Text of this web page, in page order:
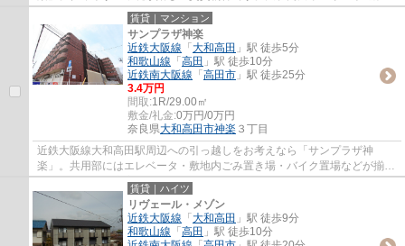
阪線大和高田付近でのお部屋探しは、当社にお...
賃貸｜マンション
サンプラザ神楽
近鉄大阪線 「 大和高田 」駅 徒歩5分
和歌山線 「 高田 」駅 徒歩10分
近鉄南大阪線 「 高田市 」駅 徒歩25分
3.4万円
間取:1R/29.00㎡
敷金/礼金:0万円/0万円
奈良県大和高田市神楽 ３丁目
近鉄大阪線大和高田駅周辺への引っ越しをお考えなら「サンプラザ神
楽」。共用部にはエレベータ・敷地内ごみ置き場・バイク置場などが揃っ
ており、とても充実しています。収納スペース...
賃貸｜ハイツ
リヴェール・メゾン
近鉄大阪線 「 大和高田 」駅 徒歩9分
和歌山線 「 高田 」駅 徒歩10分